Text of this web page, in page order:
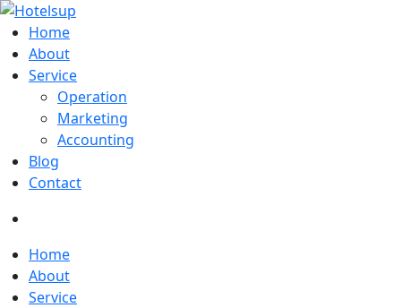
Home
About
Service
Operation
Marketing
Accounting
Blog
Contact
Home
About
Service